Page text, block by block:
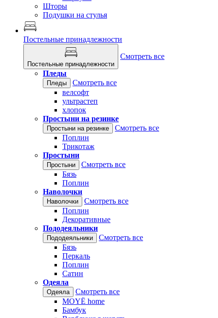
Шторы
Подушки на стулья
Постельные принадлежности
Постельные принадлежности
Смотреть все
Пледы
Пледы
Смотреть все
велсофт
ультрастеп
хлопок
Простыни на резинке
Простыни на резинке
Смотреть все
Поплин
Трикотаж
Простыни
Простыни
Смотреть все
Бязь
Поплин
Наволочки
Наволочки
Смотреть все
Поплин
Декоративные
Пододеяльники
Пододеяльники
Смотреть все
Бязь
Перкаль
Поплин
Сатин
Одеяла
Одеяла
Смотреть все
MOYЁ home
Бамбук